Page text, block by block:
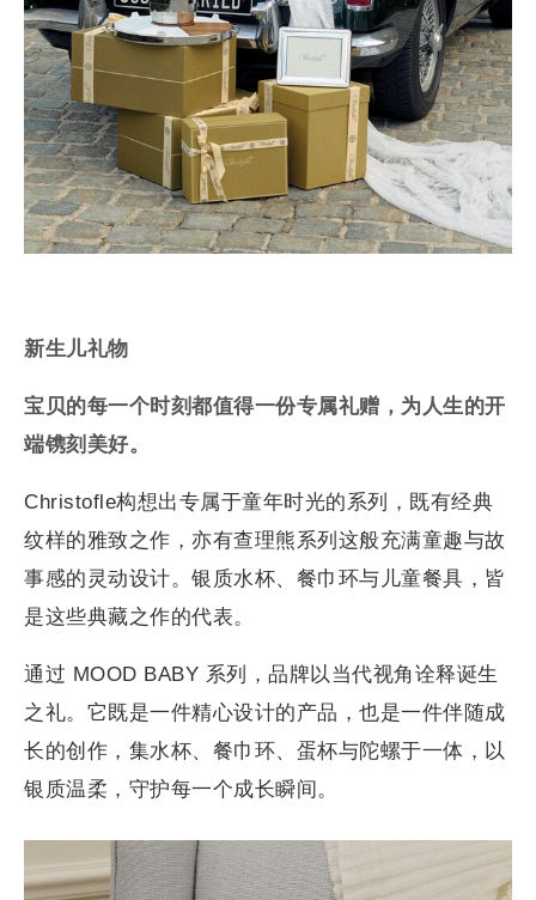
新生儿礼物
宝贝的每一个时刻都值得一份专属礼赠，为人生的开
端镌刻美好。
Christofle构想出专属于童年时光的系列，既有经典
纹样的雅致之作，亦有查理熊系列这般充满童趣与故
事感的灵动设计。银质水杯、餐巾环与儿童餐具，皆
是这些典藏之作的代表。
通过 MOOD BABY 系列，品牌以当代视角诠释诞生
之礼。它既是一件精心设计的产品，也是一件伴随成
长的创作，集水杯、餐巾环、蛋杯与陀螺于一体，以
银质温柔，守护每一个成长瞬间。